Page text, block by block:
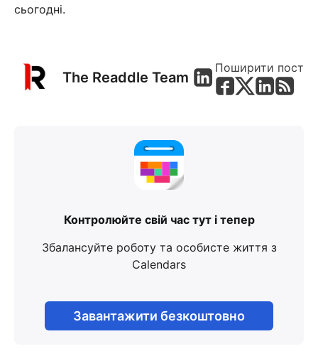
сьогодні.
The Readdle Team
Поширити пост
Контролюйте свій час тут і тепер
Збалансуйте роботу та особисте життя з
Calendars
Завантажити безкоштовно